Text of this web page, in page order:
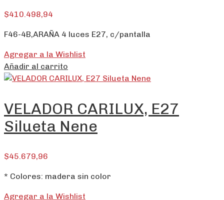
$410.498,94
F46-4B,ARAÑA 4 luces E27, c/pantalla
Agregar a la Wishlist
Añadir al carrito
VELADOR CARILUX, E27
Silueta Nene
$45.679,96
* Colores: madera sin color
Agregar a la Wishlist